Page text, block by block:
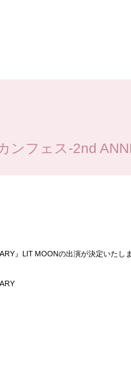
ンフェス-2nd
』LIT MOONの出演が決定いたし